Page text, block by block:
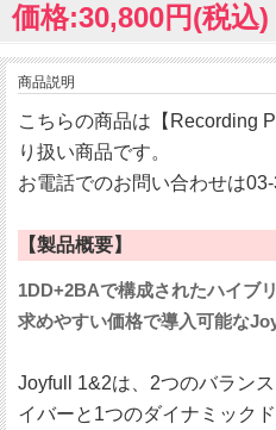
価格:30,800円(税込)
商品説明
こちらの商品は【Recording
り扱い商品です。
お電話でのお問い合わせは03-
【製品概要】
1DD+2BAで構成されたハイブ
求めやすい価格で導入可能な
Joyfull 1&2は、2つのバラン
イバーと1つのダイナミック